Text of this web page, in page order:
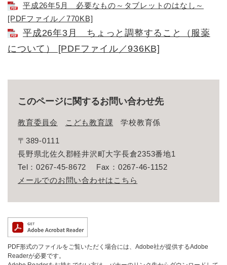
平成26年5月 必要なもの～タブレットのはなし～
[PDFファイル／770KB]
平成26年3月 ちょっと調整すること（服薬
について） [PDFファイル／936KB]
このページに関するお問い合わせ先
教育委員会 こども教育課 学校教育係
〒389-0111
長野県北佐久郡軽井沢町大字長倉2353番地1
Tel：0267-45-8672
Fax：0267-46-1152
メールでのお問い合わせはこちら
PDF形式のファイルをご覧いただく場合には、Adobe社が提供するAdobe
Readerが必要です。